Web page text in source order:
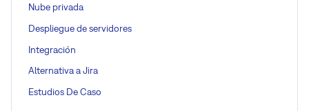
Nube privada
Despliegue de servidores
Integración
Alternativa a Jira
Estudios De Caso